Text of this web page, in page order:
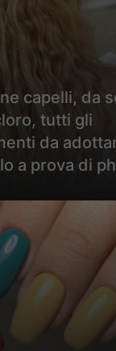
capelli, da
tutti gli
da
a prova di